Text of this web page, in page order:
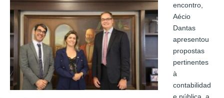
encontro,
Aécio
Dantas
apresentou
propostas
pertinentes
à
contabilidad
e pública, a